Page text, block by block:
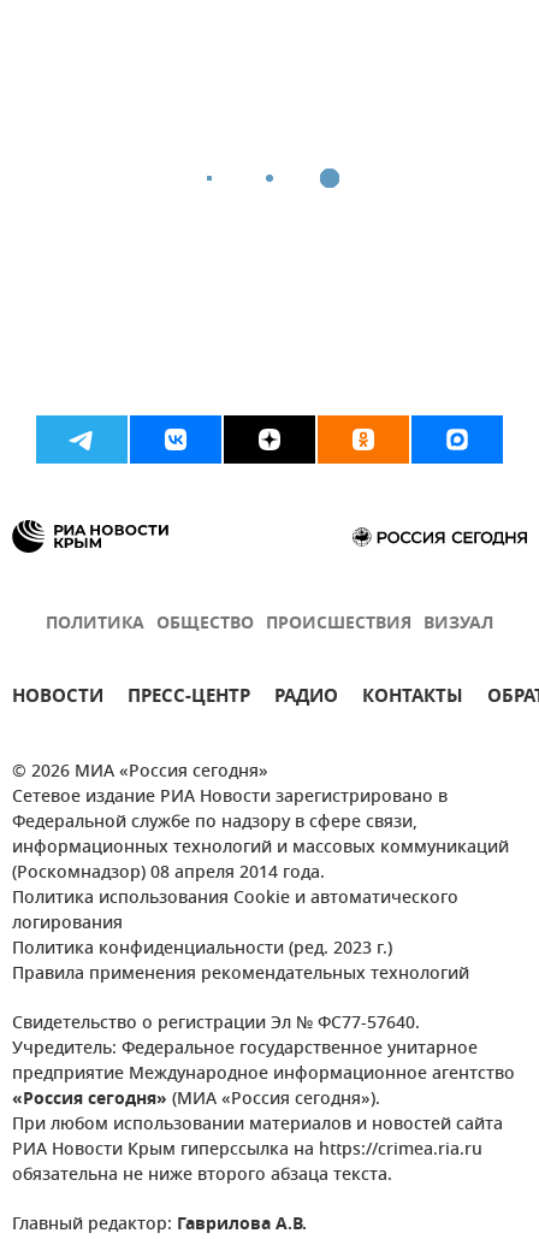
ПОЛИТИКА ОБЩЕСТВО ПРОИСШЕСТВИЯ ВИЗУАЛ
НОВОСТИ ПРЕСС-ЦЕНТР РАДИО КОНТАКТЫ
© 2026 МИА «Россия сегодня»
Сетевое издание РИА Новости зарегистрировано в
Федеральной службе по надзору в сфере связи,
информационных технологий и массовых коммуникаций
(Роскомнадзор) 08 апреля 2014 года.
Политика использования Cookie и автоматического
логирования
Политика конфиденциальности (ред. 2023 г.)
Правила применения рекомендательных технологий
Свидетельство о регистрации Эл № ФС77-57640.
Учредитель: Федеральное государственное унитарное
предприятие Международное информационное агентство
«Россия сегодня» (МИА «Россия сегодня»).
При любом использовании материалов и новостей сайта
РИА Новости Крым гиперссылка на https://crimea.ria.ru
обязательна не ниже второго абзаца текста.
Главный редактор: Гаврилова А.В.